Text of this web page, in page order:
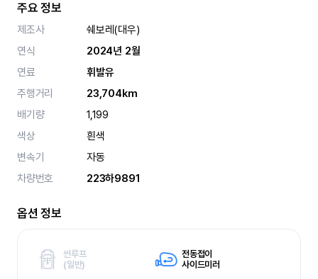
주요 정보
제조사
쉐보레(대우)
연식
2024년 2월
연료
휘발유
주행거리
23,704km
배기량
1,199
색상
흰색
변속기
자동
차량번호
223하9891
옵션 정보
썬루프
(일반)
전동접이
사이드미러